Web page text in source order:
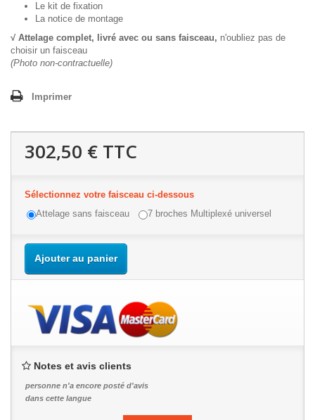
Le kit de fixation
La notice de montage
√ Attelage complet, livré avec ou sans faisceau, n'oubliez pas de
choisir un faisceau
(Photo non-contractuelle)
Imprimer
302,50 € TTC
Sélectionnez votre faisceau ci-dessous
Attelage sans faisceau
7 broches Multiplexé universel
Ajouter au panier
Notes et avis clients
personne n'a encore posté d'avis
dans cette langue